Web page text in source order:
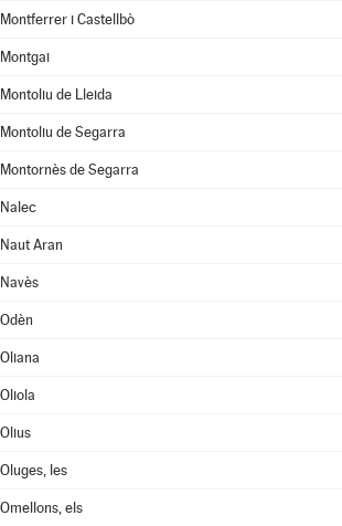
Montferrer i Castellbò
Montgai
Montoliu de Lleida
Montoliu de Segarra
Montornès de Segarra
Nalec
Naut Aran
Navès
Odèn
Oliana
Oliola
Olius
Oluges, les
Omellons, els